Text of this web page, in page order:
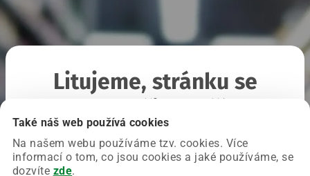
Také náš web používá cookies
Na našem webu používáme tzv. cookies. Více
informací o tom, co jsou cookies a jaké používáme, se
dozvíte zde.
Litujeme, stránku se
Chyba nastala na naší straně a už ji opravujeme.
Zkuste prosím znovu načíst požadovanou stránku.